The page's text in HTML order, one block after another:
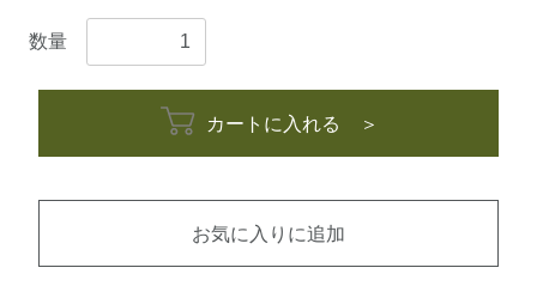
数量
カートに入れる ＞
お気に入りに追加